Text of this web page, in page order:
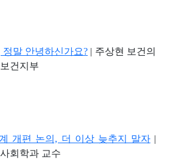
말 안녕하신가요? | 주상현 보건의
건지부
개편 논의, 더 이상 늦추지 말자|
회학과 교수